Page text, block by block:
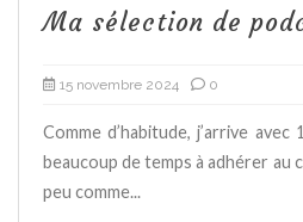
Ma sélection de
15 novembre 2024 0
Comme d’habitude, j’arrive avec
beaucoup de temps à adhérer au
peu comme...